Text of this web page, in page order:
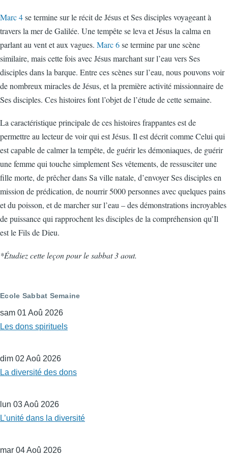
Marc 4se termine sur le récit de Jésus et Ses disciples voyageant à
travers la mer de Galilée. Une tempête se leva et Jésus la calma en
parlant au vent et aux vagues. Marc 6se termine par une scène
similaire, mais cette fois avec Jésus marchant sur l’eau vers Ses
disciples dans la barque. Entre ces scènes sur l’eau, nous pouvons voir
de nombreux miracles de Jésus, et la première activité missionnaire de
Ses disciples. Ces histoires font l’objet de l’étude de cette semaine.
La caractéristique principale de ces histoires frappantes est de
permettre au lecteur de voir qui est Jésus. Il est décrit comme Celui qui
est capable de calmer la tempête, de guérir les démoniaques, de guérir
une femme qui touche simplement Ses vêtements, de ressusciter une
fille morte, de prêcher dans Sa ville natale, d’envoyer Ses disciples en
mission de prédication, de nourrir 5000 personnes avec quelques pains
et du poisson, et de marcher sur l’eau – des démonstrations incroyables
de puissance qui rapprochent les disciples de la compréhension qu’Il
est le Fils de Dieu.
*Étudiez cette leçon pour le sabbat 3 aout.
Ecole Sabbat Semaine
sam 01 Aoû 2026
Les dons spirituels
dim 02 Aoû 2026
La diversité des dons
lun 03 Aoû 2026
L’unité dans la diversité
mar 04 Aoû 2026